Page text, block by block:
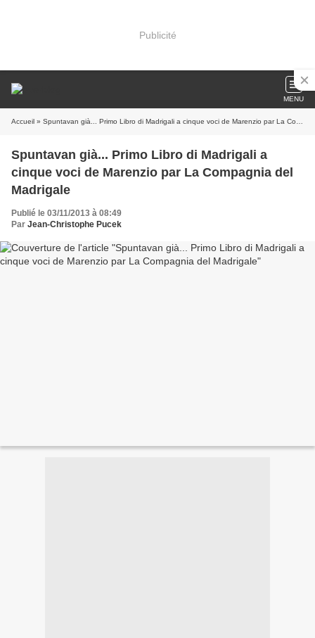
Publicité
MENU
Accueil » Spuntavan già... Primo Libro di Madrigali a cinque voci de Marenzio par La Compagnia del Madrigale
Spuntavan già... Primo Libro di Madrigali a
cinque voci de Marenzio par La Compagnia del
Madrigale
Publié le 03/11/2013 à 08:49
Par Jean-Christophe Pucek